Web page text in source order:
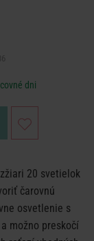
dni
20 svetielok
čarovnú
osvetlenie s
možno preskočí